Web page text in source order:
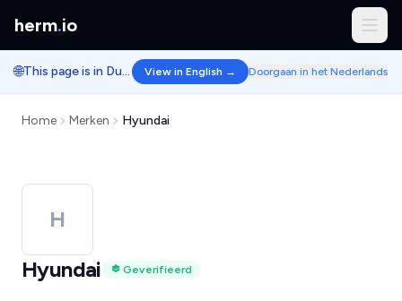
herm.io
🌐 This page is in Dutch. View in English → Doorgaan in het Nederlands
Home Merken Hyundai
H
Hyundai
Geverifieerd